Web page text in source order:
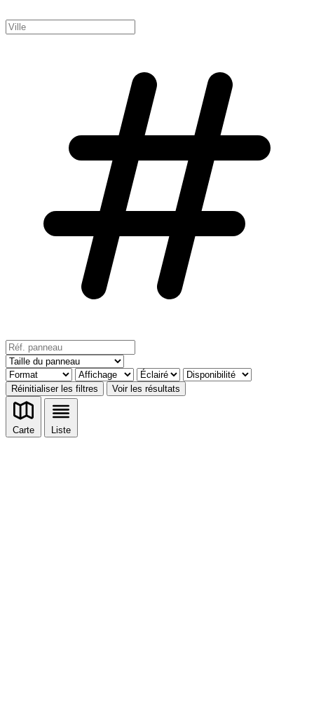
Réinitialiser les filtres Voir les résultats
Carte Liste